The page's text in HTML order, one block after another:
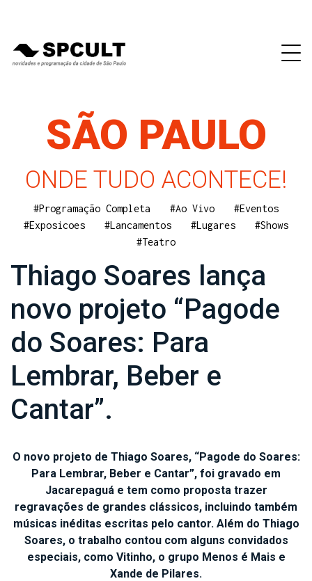
SÃO PAULO
ONDE TUDO ACONTECE!
#Programação Completa #Ao Vivo
#Eventos
#Exposicoes
#Lancamentos #Lugares
#Shows
#Teatro
Thiago Soares lança
novo projeto “Pagode
do Soares: Para
Lembrar, Beber e
Cantar”.
O novo projeto de Thiago Soares, “Pagode do Soares:
Para Lembrar, Beber e Cantar”, foi gravado em
Jacarepaguá e tem como proposta trazer
regravações de grandes clássicos, incluindo também
músicas inéditas escritas pelo cantor. Além do Thiago
Soares, o trabalho contou com alguns convidados
especiais, como Vitinho, o grupo Menos é Mais e
Xande de Pilares.